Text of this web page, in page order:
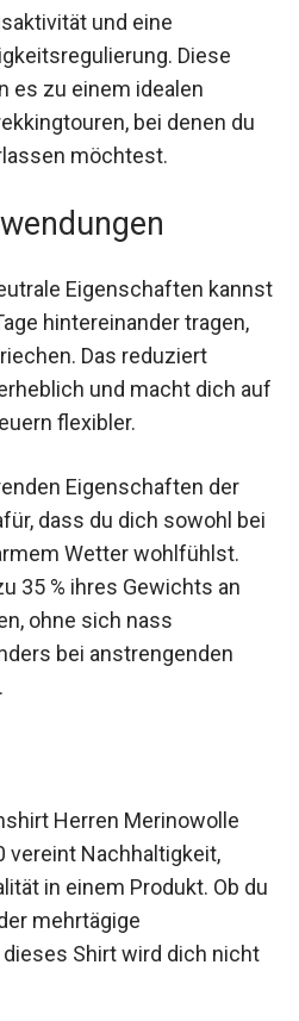
Diese
es zu einem idealen
bei denen du
möchtest.
Tage hintereinander
zu riechen. Das
erheblich und
Abenteuern
Eigenschaften der
dass du dich sowohl
warmem Wetter
kann bis zu 35 % ihres
aufnehmen, ohne sich
bei
nützlich ist.
Herren Merinowolle
vereint Nachhaltigkeit,
in einem Produkt. Ob
oder mehrtägige
Shirt wird dich